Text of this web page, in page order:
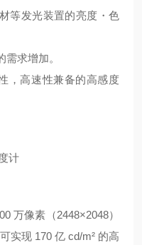
等发光装置的亮度・色
求增加。
，高速性兼备的高感度
计
万像素（2448×2048）
实现 170 亿 cd/m² 的高